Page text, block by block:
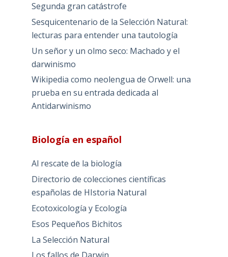
Segunda gran catástrofe
Sesquicentenario de la Selección Natural:
lecturas para entender una tautología
Un señor y un olmo seco: Machado y el
darwinismo
Wikipedia como neolengua de Orwell: una
prueba en su entrada dedicada al
Antidarwinismo
Biología en español
Al rescate de la biología
Directorio de colecciones científicas
españolas de HIstoria Natural
Ecotoxicología y Ecología
Esos Pequeños Bichitos
La Selección Natural